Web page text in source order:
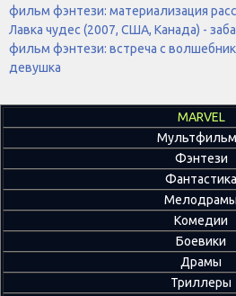
фильм фэнтези: материализация
Лавка чудес (2007, США, Канада) -
фильм фэнтези: встреча с
девушка
MARVEL
Фэнтези
Фантастика
Мелодрамы
Комедии
Боевики
Драмы
Триллеры